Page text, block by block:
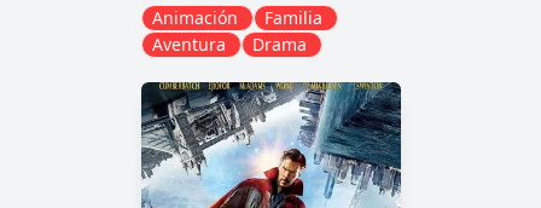
Animación
Familia
Aventura
Drama